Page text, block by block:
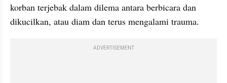
korban terjebak dalam dilema antara berbicara dan
dikucilkan, atau diam dan terus mengalami trauma.
ADVERTISEMENT